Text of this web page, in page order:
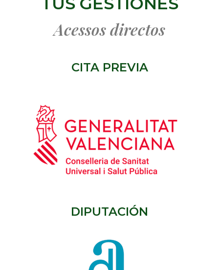
Acessos directos
CITA PREVIA
DIPUTACIÓN